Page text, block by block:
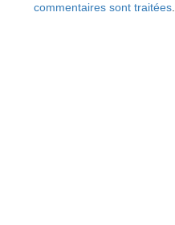
commentaires sont traitées.